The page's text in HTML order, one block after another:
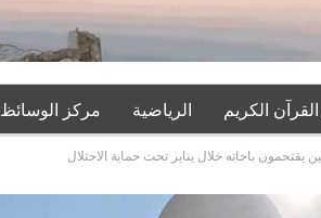
الكريم الرياضية مركز الوسائظ
باحاته خلال يناير تحت حماية الاحتلال